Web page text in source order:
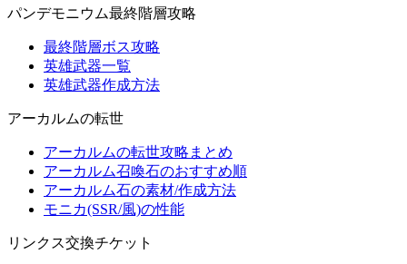
パンデモニウム最終階層攻略
最終階層ボス攻略
英雄武器一覧
英雄武器作成方法
アーカルムの転世
アーカルムの転世攻略まとめ
アーカルム召喚石のおすすめ順
アーカルム石の素材/作成方法
モニカ(SSR/風)の性能
リンクス交換チケット